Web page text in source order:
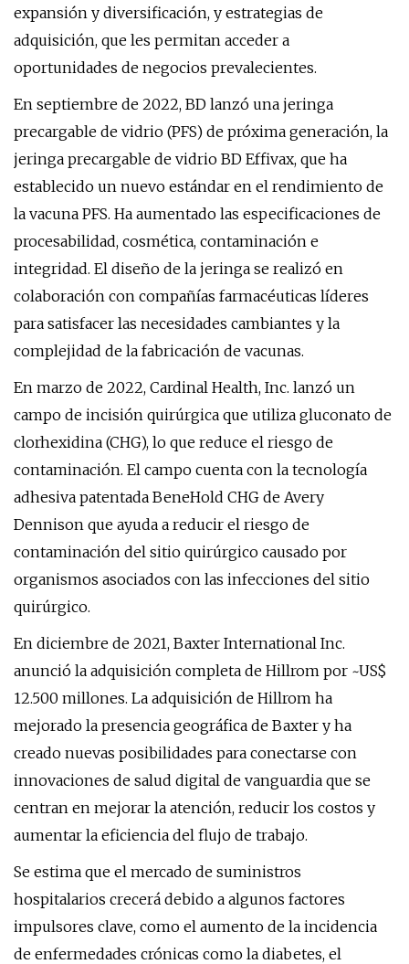
expansión y diversificación, y estrategias de
adquisición, que les permitan acceder a
oportunidades de negocios prevalecientes.
En septiembre de 2022, BD lanzó una jeringa
precargable de vidrio (PFS) de próxima generación, la
jeringa precargable de vidrio BD Effivax, que ha
establecido un nuevo estándar en el rendimiento de
la vacuna PFS. Ha aumentado las especificaciones de
procesabilidad, cosmética, contaminación e
integridad. El diseño de la jeringa se realizó en
colaboración con compañías farmacéuticas líderes
para satisfacer las necesidades cambiantes y la
complejidad de la fabricación de vacunas.
En marzo de 2022, Cardinal Health, Inc. lanzó un
campo de incisión quirúrgica que utiliza gluconato de
clorhexidina (CHG), lo que reduce el riesgo de
contaminación. El campo cuenta con la tecnología
adhesiva patentada BeneHold CHG de Avery
Dennison que ayuda a reducir el riesgo de
contaminación del sitio quirúrgico causado por
organismos asociados con las infecciones del sitio
quirúrgico.
En diciembre de 2021, Baxter International Inc.
anunció la adquisición completa de Hillrom por ~US$
12.500 millones. La adquisición de Hillrom ha
mejorado la presencia geográfica de Baxter y ha
creado nuevas posibilidades para conectarse con
innovaciones de salud digital de vanguardia que se
centran en mejorar la atención, reducir los costos y
aumentar la eficiencia del flujo de trabajo.
Se estima que el mercado de suministros
hospitalarios crecerá debido a algunos factores
impulsores clave, como el aumento de la incidencia
de enfermedades crónicas como la diabetes, el